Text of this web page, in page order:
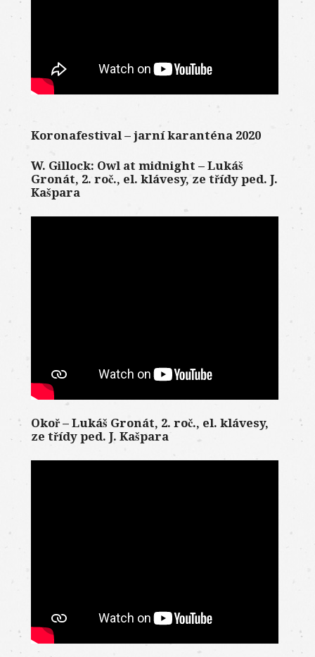
Koronafestival – jarní karanténa 2020
W. Gillock: Owl at midnight – Lukáš
Gronát, 2. roč., el. klávesy, ze třídy ped. J.
Kašpara
Okoř – Lukáš Gronát, 2. roč., el. klávesy,
ze třídy ped. J. Kašpara